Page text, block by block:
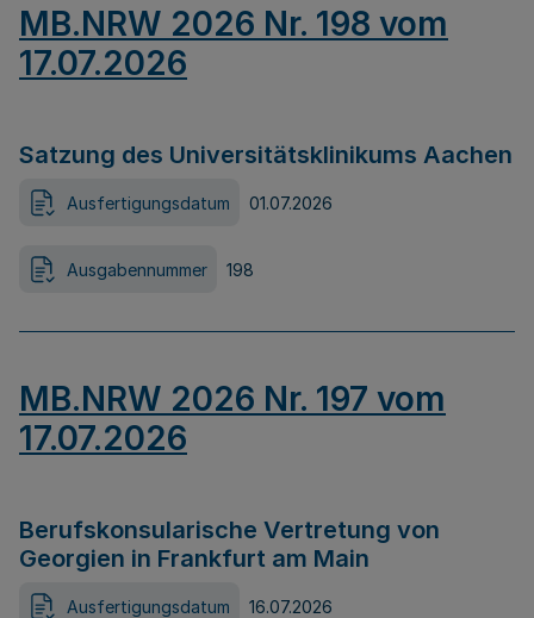
MB.NRW 2026 Nr. 198 vom
17.07.2026
Satzung des Universitätsklinikums Aachen
Ausfertigungsdatum 01.07.2026
Ausgabennummer 198
MB.NRW 2026 Nr. 197 vom
17.07.2026
Berufskonsularische Vertretung von
Georgien in Frankfurt am Main
Ausfertigungsdatum 16.07.2026